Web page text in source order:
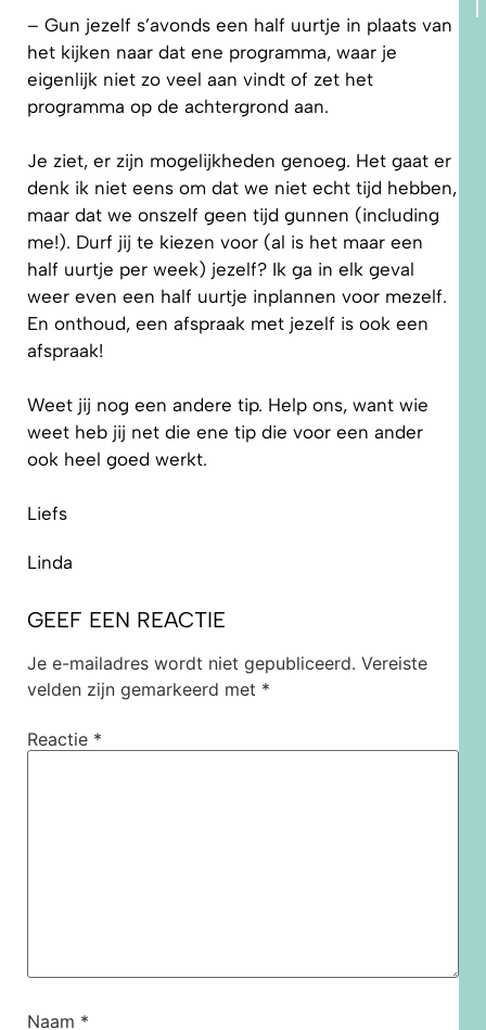
– Gun jezelf s’avonds een half uurtje in plaats van
het kijken naar dat ene programma, waar je
eigenlijk niet zo veel aan vindt of zet het
programma op de achtergrond aan.
Je ziet, er zijn mogelijkheden genoeg. Het gaat er
denk ik niet eens om dat we niet echt tijd hebben,
maar dat we onszelf geen tijd gunnen (including
me!). Durf jij te kiezen voor (al is het maar een
half uurtje per week) jezelf? Ik ga in elk geval
weer even een half uurtje inplannen voor mezelf.
En onthoud, een afspraak met jezelf is ook een
afspraak!
Weet jij nog een andere tip. Help ons, want wie
weet heb jij net die ene tip die voor een ander
ook heel goed werkt.
Liefs
Linda
GEEF EEN REACTIE
Je e-mailadres wordt niet gepubliceerd. Vereiste
velden zijn gemarkeerd met *
Reactie *
Naam *